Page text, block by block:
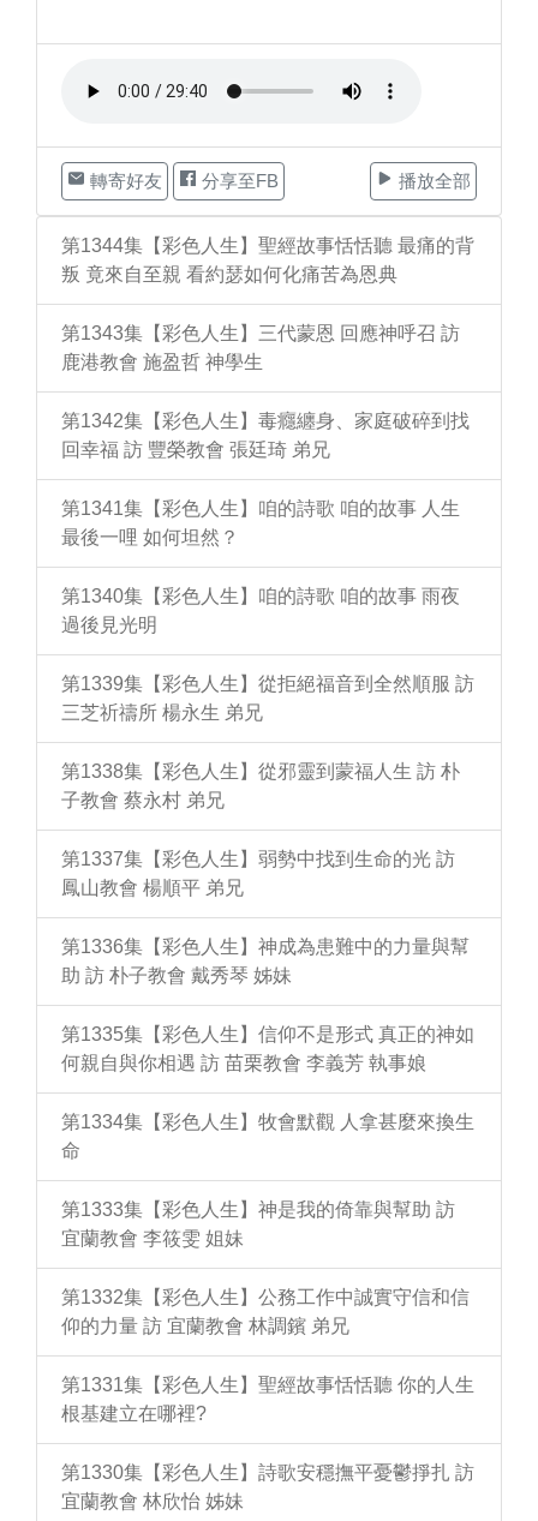
轉寄好友 分享至FB 播放全部
第1344集【彩色人生】聖經故事恬恬聽 最痛的背
叛 竟來自至親 看約瑟如何化痛苦為恩典
第1343集【彩色人生】三代蒙恩 回應神呼召 訪
鹿港教會 施盈哲 神學生
第1342集【彩色人生】毒癮纏身、家庭破碎到找
回幸福 訪 豐榮教會 張廷琦 弟兄
第1341集【彩色人生】咱的詩歌 咱的故事 人生
最後一哩 如何坦然？
第1340集【彩色人生】咱的詩歌 咱的故事 雨夜
過後見光明
第1339集【彩色人生】從拒絕福音到全然順服 訪
三芝祈禱所 楊永生 弟兄
第1338集【彩色人生】從邪靈到蒙福人生 訪 朴
子教會 蔡永村 弟兄
第1337集【彩色人生】弱勢中找到生命的光 訪
鳳山教會 楊順平 弟兄
第1336集【彩色人生】神成為患難中的力量與幫
助 訪 朴子教會 戴秀琴 姊妹
第1335集【彩色人生】信仰不是形式 真正的神如
何親自與你相遇 訪 苗栗教會 李義芳 執事娘
第1334集【彩色人生】牧會默觀 人拿甚麼來換生
命
第1333集【彩色人生】神是我的倚靠與幫助 訪
宜蘭教會 李筱雯 姐妹
第1332集【彩色人生】公務工作中誠實守信和信
仰的力量 訪 宜蘭教會 林調鑌 弟兄
第1331集【彩色人生】聖經故事恬恬聽 你的人生
根基建立在哪裡?
第1330集【彩色人生】詩歌安穩撫平憂鬱掙扎 訪
宜蘭教會 林欣怡 姊妹